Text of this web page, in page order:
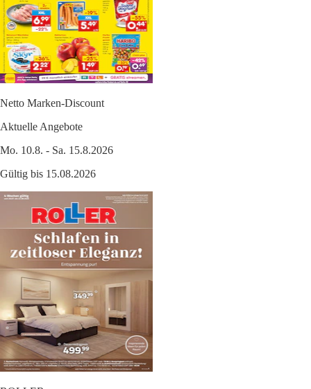
Netto Marken-Discount
Aktuelle Angebote
Mo. 10.8. - Sa. 15.8.2026
Gültig bis 15.08.2026